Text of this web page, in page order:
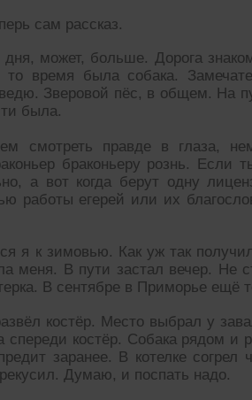
сам рассказ.
может, больше. Дорога
время была собака.
Зверовой пёс, в общем. На
была.
смотреть правде в глаза,
браконьеру рознь.
а вот когда берут одну
работы егерей или их
я к зимовью. Как уж так
меня. В пути застал вечер.
В сентябре в Приморье ещё
костёр. Место выбрал у
спереди костёр. Собака рядом
заранее. В котелке
Думаю, и поспать надо.